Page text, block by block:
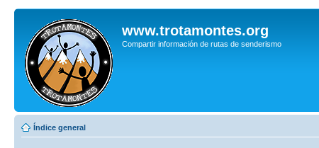
www.trotamontes.org
Compartir información de rutas de senderismo
Índice general